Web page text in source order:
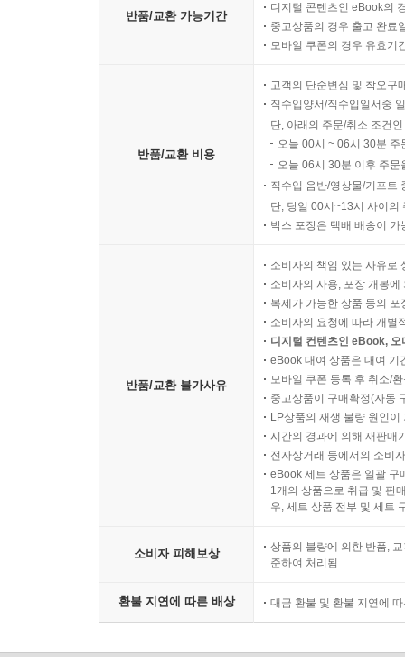
반품/교환 가능기간
디지털 콘텐츠인 eBook의
중고상품의 경우 출고 완료
모바일 쿠폰의 경우 유효기
반품/교환 비용
고객의 단순변심 및 착오구
직수입양서/직수입일서중
단, 아래의 주문/취소 조건
오늘 00시 ~ 06시 30분
오늘 06시 30분 이후 주
직수입 음반/영상물/기프트
단, 당일 00시~13시 사이의
박스 포장은 택배 배송이
반품/교환 불가사유
소비자의 책임 있는 사유로
소비자의 사용, 포장 개봉
복제가 가능한 상품 등의
소비자의 요청에 따라 개별
디지털 컨텐츠인 eBook,
eBook 대여 상품은 대여 기
모바일 쿠폰 등록 후 취소/
중고상품이 구매확정(자동
LP상품의 재생 불량 원인
시간의 경과에 의해 재판매
전자상거래 등에서의 소비
eBook 세트 상품은 일괄 구
1개의 상품으로 취급 및 판
우, 세트 상품 전부 및 세트
소비자 피해보상
상품의 불량에 의한 반품,
준하여 처리됨
환불 지연에 따른 배상 대금 환불 및 환불 지연에